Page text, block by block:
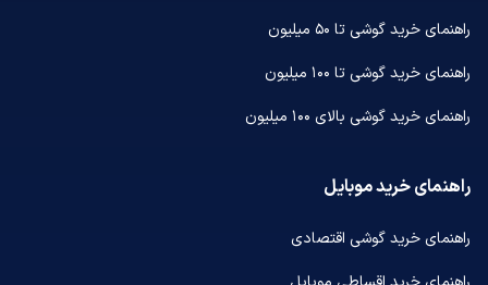
راهنمای خرید گوشی تا ۵۰ میلیون
راهنمای خرید گوشی تا ۱۰۰ میلیون
راهنمای خرید گوشی بالای ۱۰۰ میلیون
راهنمای خرید موبایل
راهنمای خرید گوشی اقتصادی